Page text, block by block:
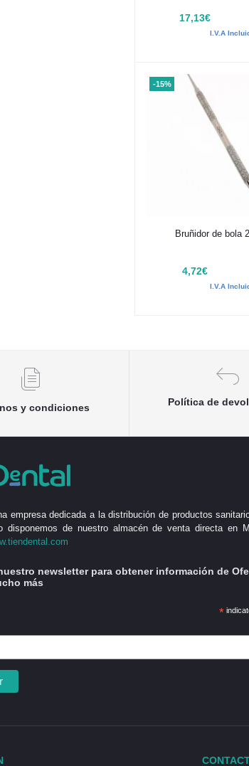
17,13€
I.V.A
-15%
Añadir al
Bruñidor de bola
4,72€
I.V.A
y condiciones
Política de
empresa dedicada a la distribución de productos
disponemos de nuestro almacén de venta directa en
newsletter para obtener información de
más
*